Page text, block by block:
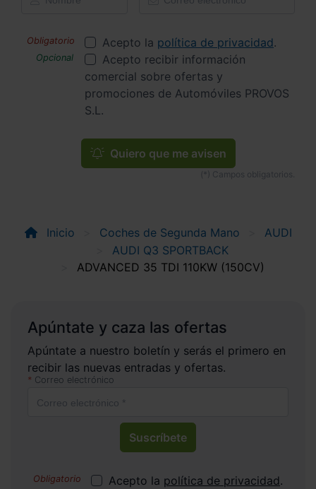
Acepto la política de privacidad.
Acepto recibir información
comercial sobre ofertas y
promociones de Automóviles PROVOS
S.L.
Quiero que me avisen
Inicio Coches de Segunda Mano
AUDI
AUDI Q3 SPORTBACK
ADVANCED 35 TDI 110KW (150CV)
Apúntate y caza las ofertas
Apúntate a nuestro boletín y serás el primero en
recibir las nuevas entradas y ofertas.
Correo electrónico
Suscríbete
Acepto la política de privacidad.